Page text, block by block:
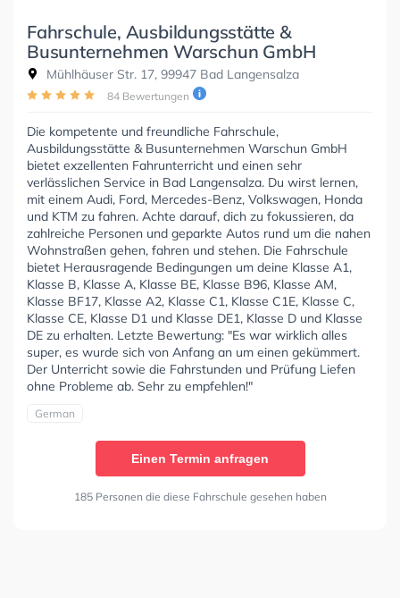
Fahrschule, Ausbildungsstätte &
Busunternehmen Warschun GmbH
Mühlhäuser Str. 17, 99947 Bad Langensalza
84 Bewertungen
Die kompetente und freundliche Fahrschule,
Ausbildungsstätte & Busunternehmen Warschun GmbH
bietet exzellenten Fahrunterricht und einen sehr
verlässlichen Service in Bad Langensalza. Du wirst lernen,
mit einem Audi, Ford, Mercedes-Benz, Volkswagen, Honda
und KTM zu fahren. Achte darauf, dich zu fokussieren, da
zahlreiche Personen und geparkte Autos rund um die nahen
Wohnstraßen gehen, fahren und stehen. Die Fahrschule
bietet Herausragende Bedingungen um deine Klasse A1,
Klasse B, Klasse A, Klasse BE, Klasse B96, Klasse AM,
Klasse BF17, Klasse A2, Klasse C1, Klasse C1E, Klasse C,
Klasse CE, Klasse D1 und Klasse DE1, Klasse D und Klasse
DE zu erhalten. Letzte Bewertung: "Es war wirklich alles
super, es wurde sich von Anfang an um einen gekümmert.
Der Unterricht sowie die Fahrstunden und Prüfung Liefen
ohne Probleme ab. Sehr zu empfehlen!"
German
Einen Termin anfragen
185 Personen die diese Fahrschule gesehen haben